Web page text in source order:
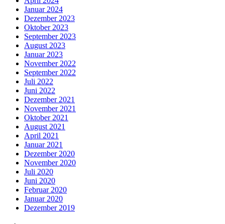
Januar 2024
Dezember 2023
Oktober 2023
September 2023
August 2023
Januar 2023
November 2022
September 2022
Juli 2022
Juni 2022
Dezember 2021
November 2021
Oktober 2021
August 2021
April 2021
Januar 2021
Dezember 2020
November 2020
Juli 2020
Juni 2020
Februar 2020
Januar 2020
Dezember 2019